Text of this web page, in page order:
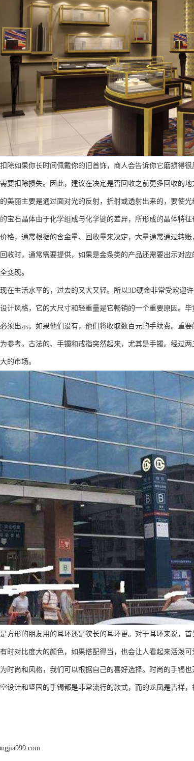
如果你长时间佩戴你的旧首饰，商人会告诉你它磨损得很
要扣除损失。因此，建议在决定是否回收之前更多回收的
丽主要是通过面对光的反射，折射或透射出来的，要使光
宝石晶体由于化学组成与化学键的差异，所形成的晶体特
格，通常根据的含金量、回收量来决定，大量通常通过转
收时，通常需要提供，如果是金条类的产品还需要出示对
变现。
生活水平的，过去的又大又轻。所以3D硬金非常受欢迎
计风格，它的大尺寸和轻重量是它畅销的一个重要原因。
出示。如果他们没有，他们将收取数百元的手续费。重要
参考。古法的、手镯和戒指突然起来，尤其是手镯。经过
的市场。
形的朋友用的耳环还是狭长的耳环更。对于耳环来说，首
时对比度大的颜色，如果搭配得当，也会让人看起来活泼
尚和风格，我们可以根据自己的喜好选择。时尚的手镯也
设计和坚固的手镯都是非常流行的款式，而的龙凤是吉祥，